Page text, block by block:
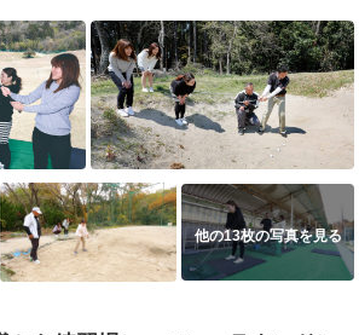
他の13枚の写真を見る